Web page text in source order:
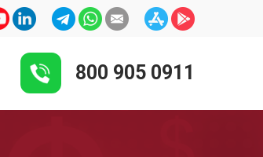
800 905 0911